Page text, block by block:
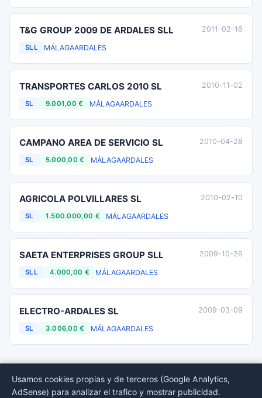
T&G GROUP 2009 DE ARDALES SLL
SLL MÁLAGAARDALES
2011-02-16
TRANSPORTES CARLOS 2010 SL
SL 9.001,00 € MÁLAGAARDALES
2010-11-02
CAMPANO AREA DE SERVICIO SL
SL 5.000,00 € MÁLAGAARDALES
2010-04-28
AGRICOLA POLVILLARES SL
SL 1.500.000,00 € MÁLAGAARDALES
2010-02-10
SAETA ENTERPRISES GROUP SLL
SLL 4.000,00 € MÁLAGAARDALES
2009-10-26
ELECTRO-ARDALES SL
SL 3.006,00 € MÁLAGAARDALES
2009-03-09
Usamos cookies propias y de terceros (Google Analytics,
AdSense) para analizar el trafico y mostrar publicidad.